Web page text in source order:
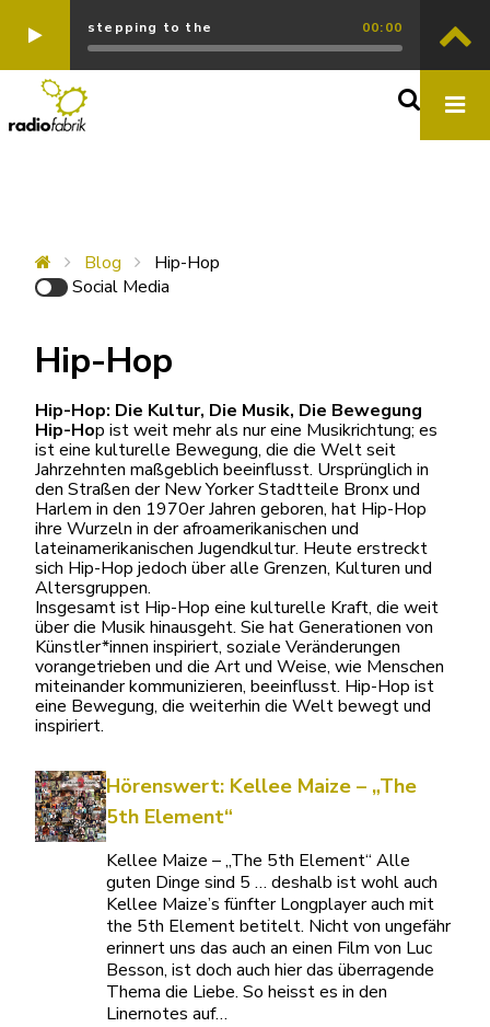
stepping to the 00:00
Blog
Hip-Hop
Social Media
Hip-Hop
Hip-Hop: Die Kultur, Die Musik, Die Bewegung
Hip-Hop ist weit mehr als nur eine Musikrichtung; es
ist eine kulturelle Bewegung, die die Welt seit
Jahrzehnten maßgeblich beeinflusst. Ursprünglich in
den Straßen der New Yorker Stadtteile Bronx und
Harlem in den 1970er Jahren geboren, hat Hip-Hop
ihre Wurzeln in der afroamerikanischen und
lateinamerikanischen Jugendkultur. Heute erstreckt
sich Hip-Hop jedoch über alle Grenzen, Kulturen und
Altersgruppen.
Insgesamt ist Hip-Hop eine kulturelle Kraft, die weit
über die Musik hinausgeht. Sie hat Generationen von
Künstler*innen inspiriert, soziale Veränderungen
vorangetrieben und die Art und Weise, wie Menschen
miteinander kommunizieren, beeinflusst. Hip-Hop ist
eine Bewegung, die weiterhin die Welt bewegt und
inspiriert.
Hörenswert: Kellee Maize – „The
5th Element“
Kellee Maize – „The 5th Element“ Alle
guten Dinge sind 5 … deshalb ist wohl auch
Kellee Maize’s fünfter Longplayer auch mit
the 5th Element betitelt. Nicht von ungefähr
erinnert uns das auch an einen Film von Luc
Besson, ist doch auch hier das überragende
Thema die Liebe. So heisst es in den
Linernotes auf…